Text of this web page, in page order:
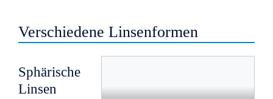
Verschiedene Linsenformen
Sphärische
Linsen